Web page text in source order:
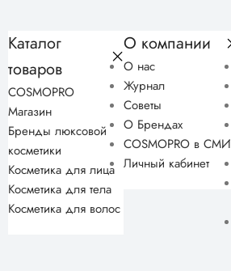
Каталог
товаров
COSMOPRO
Магазин
Бренды люксовой
косметики
Косметика для лица
Косметика для тела
Косметика для волос
О компании
О нас
Журнал
Советы
О Брендах
COSMOPRO в СМИ
Личный кабинет